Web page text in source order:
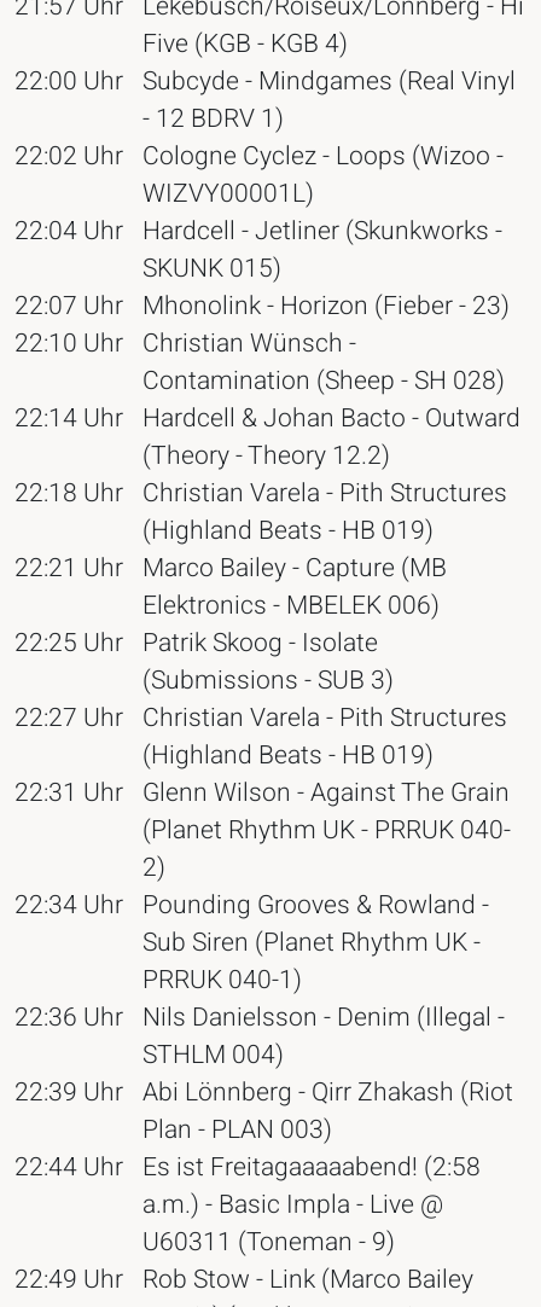
Five (KGB - KGB 4)
22:00 Uhr Subcyde - Mindgames (Real Vinyl
- 12 BDRV 1)
22:02 Uhr Cologne Cyclez - Loops (Wizoo -
WIZVY00001L)
22:04 Uhr Hardcell - Jetliner (Skunkworks -
SKUNK 015)
22:07 Uhr Mhonolink - Horizon (Fieber - 23)
22:10 Uhr Christian Wünsch -
Contamination (Sheep - SH 028)
22:14 Uhr Hardcell & Johan Bacto - Outward
(Theory - Theory 12.2)
22:18 Uhr Christian Varela - Pith Structures
(Highland Beats - HB 019)
22:21 Uhr Marco Bailey - Capture (MB
Elektronics - MBELEK 006)
22:25 Uhr Patrik Skoog - Isolate
(Submissions - SUB 3)
22:27 Uhr Christian Varela - Pith Structures
(Highland Beats - HB 019)
22:31 Uhr Glenn Wilson - Against The Grain
(Planet Rhythm UK - PRRUK 040-
2)
22:34 Uhr Pounding Grooves & Rowland -
Sub Siren (Planet Rhythm UK -
PRRUK 040-1)
22:36 Uhr Nils Danielsson - Denim (Illegal -
STHLM 004)
22:39 Uhr Abi Lönnberg - Qirr Zhakash (Riot
Plan - PLAN 003)
22:44 Uhr Es ist Freitagaaaaabend! (2:58
a.m.) - Basic Impla - Live @
U60311 (Toneman - 9)
22:49 Uhr Rob Stow - Link (Marco Bailey